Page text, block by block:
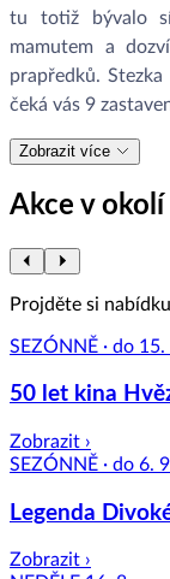
tu totiž bývalo
mamutem a
prapředků.
čeká vás 9
Zobrazit více
Akce v okolí
Projděte si
SEZÓNNĚ · do 15.
50 let kina
Zobrazit ›
SEZÓNNĚ · do 6.
Legenda
Zobrazit ›